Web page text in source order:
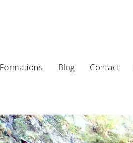
Formations Blog Contact